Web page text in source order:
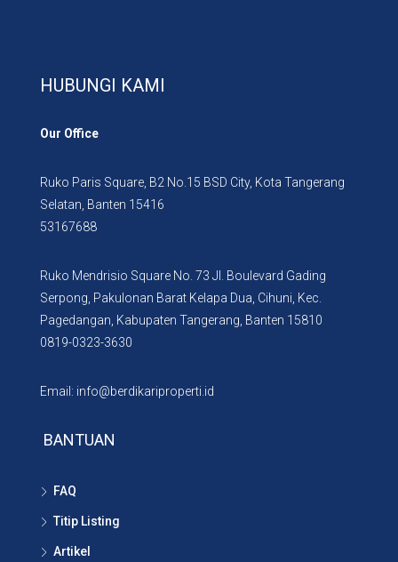
HUBUNGI KAMI
Our Office
Ruko Paris Square, B2 No.15 BSD City, Kota Tangerang
Selatan, Banten 15416
53167688
Ruko Mendrisio Square No. 73 Jl. Boulevard Gading
Serpong, Pakulonan Barat Kelapa Dua, Cihuni, Kec.
Pagedangan, Kabupaten Tangerang, Banten 15810
0819-0323-3630
Email: info@berdikariproperti.id
BANTUAN
FAQ
Titip Listing
Artikel